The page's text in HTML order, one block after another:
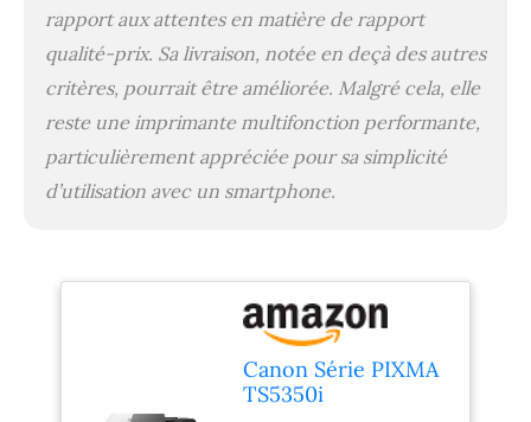
faibles à moyens -
imprimez plus, à moindre
coût CANON :
imprimante Canon ultra
performante conçue
pour garantir des
impressions de haute
qualité et un excellent
rapport aux attentes en matière de rapport
qualité-prix. Sa livraison, notée en deçà des autres
critères, pourrait être améliorée. Malgré cela, elle
reste une imprimante multifonction performante,
particulièrement appréciée pour sa simplicité
d’utilisation avec un smartphone.
Canon Série PIXMA
TS5350i